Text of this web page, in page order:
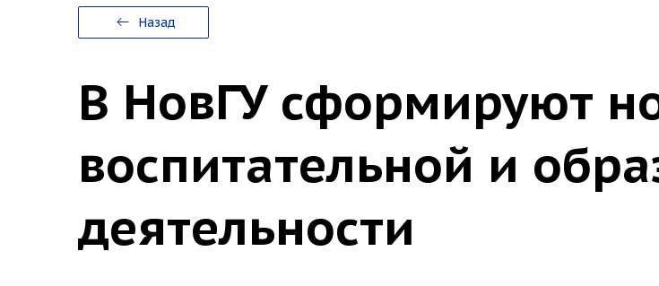
Назад
В НовГУ сформируют
воспитательной и
деятельности